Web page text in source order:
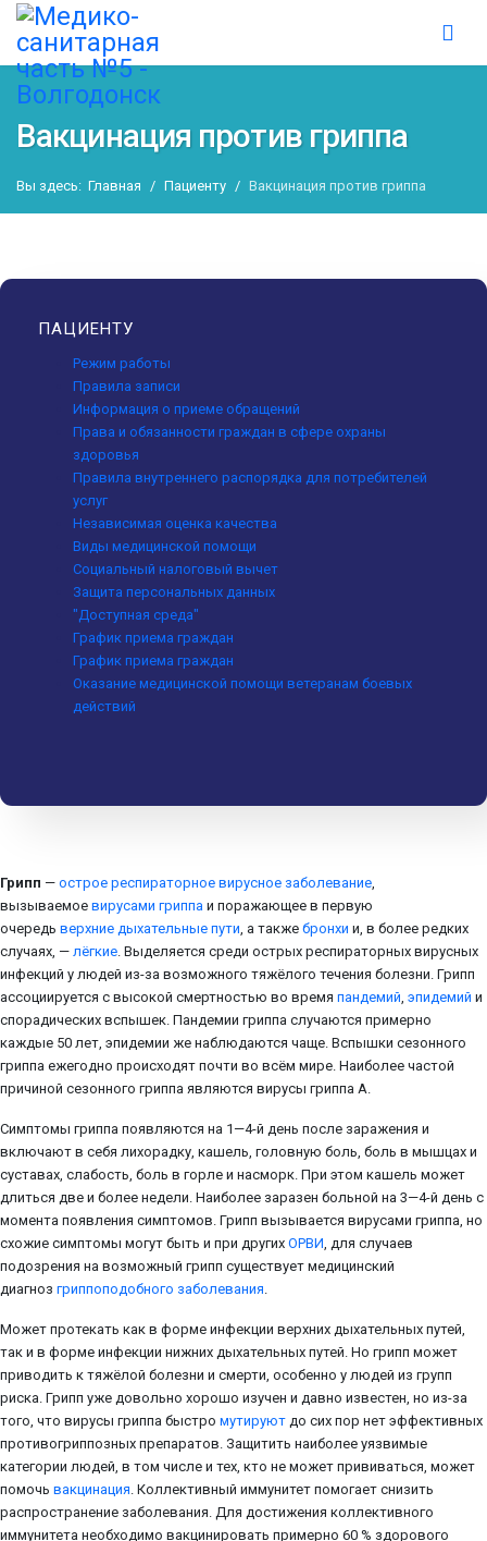
Вакцинация против гриппа
Вы здесь: Главная Пациенту Вакцинация против гриппа
ПАЦИЕНТУ
Режим работы
Правила записи
Информация о приеме обращений
Права и обязанности граждан в сфере охраны
здоровья
Правила внутреннего распорядка для потребителей
услуг
Независимая оценка качества
Виды медицинской помощи
Социальный налоговый вычет
Защита персональных данных
"Доступная среда"
График приема граждан
График приема граждан
Оказание медицинской помощи ветеранам боевых
действий
Грипп — острое респираторное вирусное заболевание,
вызываемое вирусами гриппа и поражающее в первую
очередь верхние дыхательные пути, а также бронхи и, в более редких
случаях, — лёгкие. Выделяется среди острых респираторных вирусных
инфекций у людей из-за возможного тяжёлого течения болезни. Грипп
ассоциируется с высокой смертностью во время пандемий, эпидемий и
спорадических вспышек. Пандемии гриппа случаются примерно
каждые 50 лет, эпидемии же наблюдаются чаще. Вспышки сезонного
гриппа ежегодно происходят почти во всём мире. Наиболее частой
причиной сезонного гриппа являются вирусы гриппа A.
Симптомы гриппа появляются на 1—4-й день после заражения и
включают в себя лихорадку, кашель, головную боль, боль в мышцах и
суставах, слабость, боль в горле и насморк. При этом кашель может
длиться две и более недели. Наиболее заразен больной на 3—4-й день с
момента появления симптомов. Грипп вызывается вирусами гриппа, но
схожие симптомы могут быть и при других ОРВИ, для случаев
подозрения на возможный грипп существует медицинский
диагноз гриппоподобного заболевания.
Может протекать как в форме инфекции верхних дыхательных путей,
так и в форме инфекции нижних дыхательных путей. Но грипп может
приводить к тяжёлой болезни и смерти, особенно у людей из групп
риска. Грипп уже довольно хорошо изучен и давно известен, но из-за
того, что вирусы гриппа быстро мутируют до сих пор нет эффективных
противогриппозных препаратов. Защитить наиболее уязвимые
категории людей, в том числе и тех, кто не может прививаться, может
помочь вакцинация. Коллективный иммунитет помогает снизить
распространение заболевания. Для достижения коллективного
иммунитета необходимо вакцинировать примерно 60 % здорового